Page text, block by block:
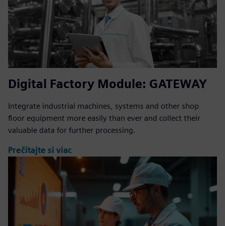
Digital Factory Module: GATEWAY
Integrate industrial machines, systems and other shop
floor equipment more easily than ever and collect their
valuable data for further processing.
Prečítajte si viac